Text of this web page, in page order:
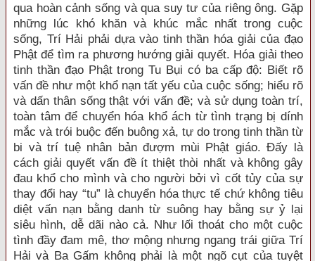
qua hoàn cảnh sống và qua suy tư của riêng ông. Gặp
những lúc khó khăn và khúc mắc nhất trong cuộc
sống, Trí Hải phải dựa vào tinh thần hóa giải của đạo
Phật để tìm ra phương hướng giải quyết. Hóa giải theo
tinh thần đạo Phật trong Tu Bụi có ba cấp độ: Biết rõ
vấn đề như một khổ nạn tất yếu của cuộc sống; hiểu rõ
và dấn thân sống thật với vấn đề; và sử dụng toàn trí,
toàn tâm để chuyển hóa khổ ách từ tình trạng bị dính
mắc và trói buộc đến buông xả, tự do trong tinh thần từ
bi và trí tuệ nhân bản đượm mùi Phật giáo. Đấy là
cách giải quyết vấn đề ít thiệt thòi nhất và không gây
đau khổ cho mình và cho người bởi vì cốt tủy của sự
thay đổi hay “tu” là chuyển hóa thực tế chứ không tiêu
diệt vấn nạn bằng danh từ suông hay bằng sự ỷ lại
siêu hình, dễ dãi nào cả. Như lối thoát cho một cuộc
tình đầy đam mê, thơ mộng nhưng ngang trái giữa Trí
Hải và Ba Gấm không phải là một ngõ cụt của tuyệt